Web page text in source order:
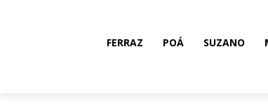
FERRAZ POÁ SUZANO